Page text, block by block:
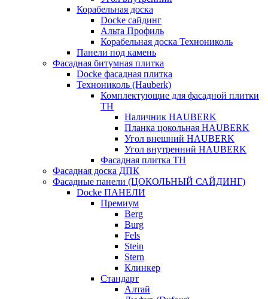
Корабельная доска
Docke сайдинг
Альта Профиль
Корабельная доска Технониколь
Панели под камень
Фасадная битумная плитка
Docke фасадная плитка
Технониколь (Hauberk)
Комплектующие для фасадной плитки
ТН
Наличник HAUBERK
Планка цокольная HAUBERK
Угол внешний HAUBERK
Угол внутренний HAUBERK
Фасадная плитка ТН
Фасадная доска ДПК
Фасадные панели (ЦОКОЛЬНЫЙ САЙДИНГ)
Docke ПАНЕЛИ
Премиум
Berg
Burg
Fels
Stein
Stern
Клинкер
Стандарт
Алтай